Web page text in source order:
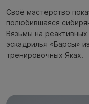
Своё мастерство
полюбившаяся
Вязьмы на
эскадрилья «Барсы»
тренировочных Яках.